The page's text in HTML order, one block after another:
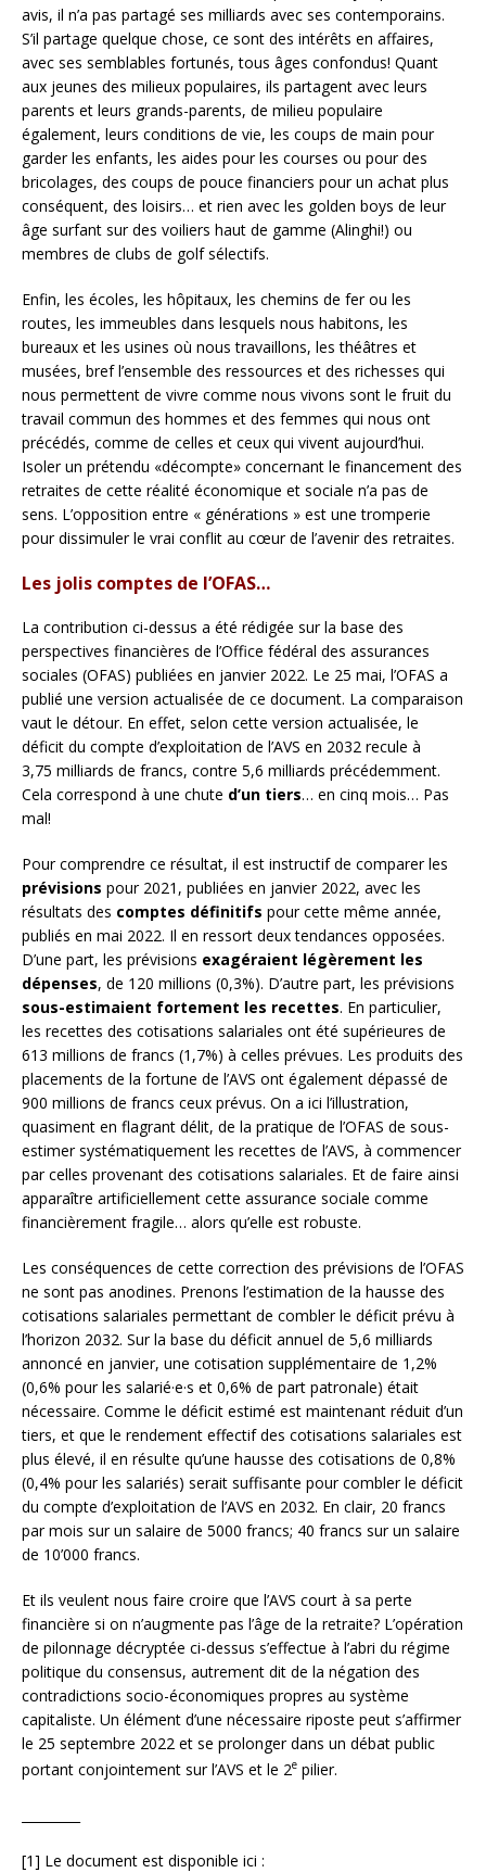
avis, il n’a pas partagé ses milliards avec ses contemporains.
S’il partage quelque chose, ce sont des intérêts en affaires,
avec ses semblables fortunés, tous âges confondus! Quant
aux jeunes des milieux populaires, ils partagent avec leurs
parents et leurs grands-parents, de milieu populaire
également, leurs conditions de vie, les coups de main pour
garder les enfants, les aides pour les courses ou pour des
bricolages, des coups de pouce financiers pour un achat plus
conséquent, des loisirs… et rien avec les golden boys de leur
âge surfant sur des voiliers haut de gamme (Alinghi!) ou
membres de clubs de golf sélectifs.
Enfin, les écoles, les hôpitaux, les chemins de fer ou les
routes, les immeubles dans lesquels nous habitons, les
bureaux et les usines où nous travaillons, les théâtres et
musées, bref l’ensemble des ressources et des richesses qui
nous permettent de vivre comme nous vivons sont le fruit du
travail commun des hommes et des femmes qui nous ont
précédés, comme de celles et ceux qui vivent aujourd’hui.
Isoler un prétendu «décompte» concernant le financement des
retraites de cette réalité économique et sociale n’a pas de
sens. L’opposition entre « générations » est une tromperie
pour dissimuler le vrai conflit au cœur de l’avenir des retraites.
Les jolis comptes de l’OFAS…
La contribution ci-dessus a été rédigée sur la base des
perspectives financières de l’Office fédéral des assurances
sociales (OFAS) publiées en janvier 2022. Le 25 mai, l’OFAS a
publié une version actualisée de ce document. La comparaison
vaut le détour. En effet, selon cette version actualisée, le
déficit du compte d’exploitation de l’AVS en 2032 recule à
3,75 milliards de francs, contre 5,6 milliards précédemment.
Cela correspond à une chute d’un tiers… en cinq mois… Pas
mal!
Pour comprendre ce résultat, il est instructif de comparer les
prévisions pour 2021, publiées en janvier 2022, avec les
résultats des comptes définitifs pour cette même année,
publiés en mai 2022. Il en ressort deux tendances opposées.
D’une part, les prévisions exagéraient légèrement les
dépenses, de 120 millions (0,3%). D’autre part, les prévisions
sous-estimaient fortement les recettes. En particulier,
les recettes des cotisations salariales ont été supérieures de
613 millions de francs (1,7%) à celles prévues. Les produits des
placements de la fortune de l’AVS ont également dépassé de
900 millions de francs ceux prévus. On a ici l’illustration,
quasiment en flagrant délit, de la pratique de l’OFAS de sous-
estimer systématiquement les recettes de l’AVS, à commencer
par celles provenant des cotisations salariales. Et de faire ainsi
apparaître artificiellement cette assurance sociale comme
financièrement fragile… alors qu’elle est robuste.
Les conséquences de cette correction des prévisions de l’OFAS
ne sont pas anodines. Prenons l’estimation de la hausse des
cotisations salariales permettant de combler le déficit prévu à
l’horizon 2032. Sur la base du déficit annuel de 5,6 milliards
annoncé en janvier, une cotisation supplémentaire de 1,2%
(0,6% pour les salarié·e·s et 0,6% de part patronale) était
nécessaire. Comme le déficit estimé est maintenant réduit d’un
tiers, et que le rendement effectif des cotisations salariales est
plus élevé, il en résulte qu’une hausse des cotisations de 0,8%
(0,4% pour les salariés) serait suffisante pour combler le déficit
du compte d’exploitation de l’AVS en 2032. En clair, 20 francs
par mois sur un salaire de 5000 francs; 40 francs sur un salaire
de 10’000 francs.
Et ils veulent nous faire croire que l’AVS court à sa perte
financière si on n’augmente pas l’âge de la retraite? L’opération
de pilonnage décryptée ci-dessus s’effectue à l’abri du régime
politique du consensus, autrement dit de la négation des
contradictions socio-économiques propres au système
capitaliste. Un élément d’une nécessaire riposte peut s’affirmer
le 25 septembre 2022 et se prolonger dans un débat public
portant conjointement sur l’AVS et le 2e pilier.
[1] Le document est disponible ici :